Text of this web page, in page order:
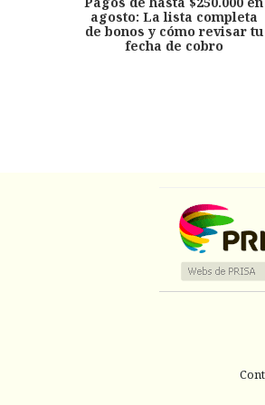
agosto: La lista completa
de bonos y cómo revisar tu
fecha de cobro